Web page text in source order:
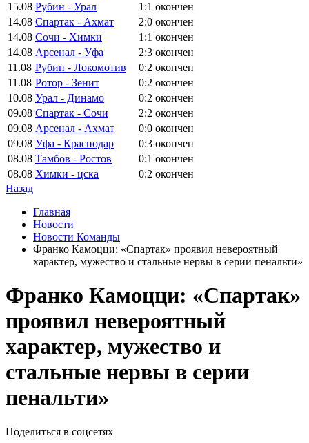
15.08 Рубин - Урал 1:1 окончен
14.08 Спартак - Ахмат 2:0 окончен
14.08 Сочи - Химки 1:1 окончен
14.08 Арсенал - Уфа 2:3 окончен
11.08 Рубин - Локомотив 0:2 окончен
11.08 Ротор - Зенит 0:2 окончен
10.08 Урал - Динамо 0:2 окончен
09.08 Спартак - Сочи 2:2 окончен
09.08 Арсенал - Ахмат 0:0 окончен
09.08 Уфа - Краснодар 0:3 окончен
08.08 Тамбов - Ростов 0:1 окончен
08.08 Химки - цска 0:2 окончен
Назад
Главная
Новости
Новости Команды
Франко Камоцци: «Спартак» проявил невероятный
характер, мужество и стальные нервы в серии пенальти»
Франко Камоцци: «Спартак»
проявил невероятный
характер, мужество и
стальные нервы в серии
пенальти»
Поделиться в соцсетях